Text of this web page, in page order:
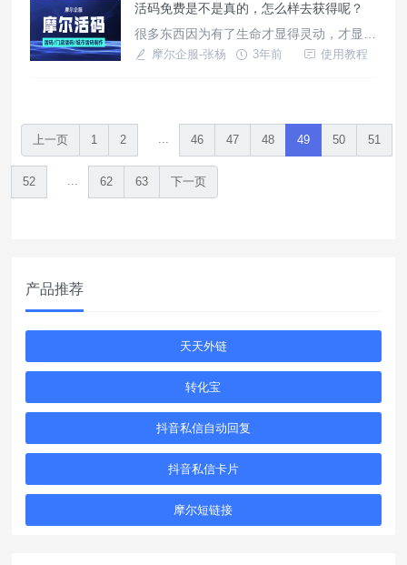
失效了，只能再次找甲方爸爸要了。要是有
那种不会失效的链接就好了。这个你别说，
还真有，摩尔企服的摩尔活码，就是这样的
一个非常好用的活链接制作工具
活码免费是不是真的，怎么样去获得呢？
很多东西因为有了生命才显得灵动，才显得
有活力，静态二维码正是因为有了生命，才
的光芒，在这个方面，摩尔企服的摩尔活码
就做的非常好，可以作为很多同类企业的典
范。
摩尔企服-张杨 3年前 使用教程
上一页 1 2 ... 46 47 48 49 50 51
52 ... 62 63 下一页
产品推荐
天天外链
转化宝
抖音私信自动回复
抖音私信卡片
摩尔短链接